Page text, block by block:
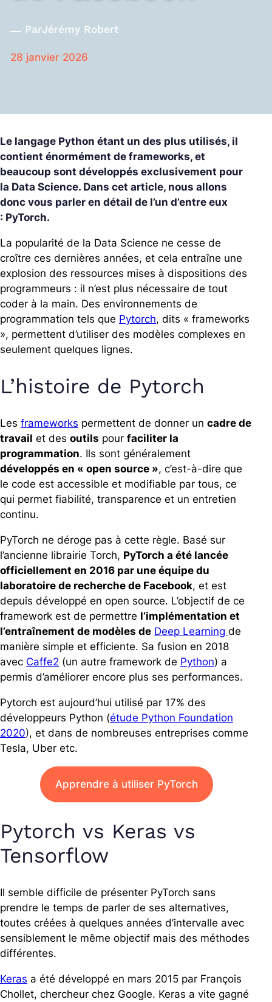
ParJérémy Robert
28 janvier 2026
Le langage Python étant un des plus utilisés, il
contient énormément de frameworks, et
beaucoup sont développés exclusivement pour
la Data Science. Dans cet article, nous allons
donc vous parler en détail de l’un d’entre eux
: PyTorch.
La popularité de la Data Science ne cesse de
croître ces dernières années, et cela entraîne une
explosion des ressources mises à dispositions des
programmeurs : il n’est plus nécessaire de tout
coder à la main. Des environnements de
programmation tels que Pytorch, dits « frameworks
», permettent d’utiliser des modèles complexes en
seulement quelques lignes.
L’histoire de Pytorch
Les frameworks permettent de donner un cadre de
travail et des outils pour faciliter la
programmation. Ils sont généralement
développés en « open source », c’est-à-dire que
le code est accessible et modifiable par tous, ce
qui permet fiabilité, transparence et un entretien
continu.
PyTorch ne déroge pas à cette règle. Basé sur
l’ancienne librairie Torch, PyTorch a été lancée
officiellement en 2016 par une équipe du
laboratoire de recherche de Facebook, et est
depuis développé en open source. L’objectif de ce
framework est de permettre l’implémentation et
l’entraînement de modèles de Deep Learning de
manière simple et efficiente. Sa fusion en 2018
avec Caffe2 (un autre framework de Python) a
permis d’améliorer encore plus ses performances.
Pytorch est aujourd’hui utilisé par 17% des
développeurs Python (étude Python Foundation
2020), et dans de nombreuses entreprises comme
Tesla, Uber etc.
Apprendre à utiliser PyTorch
Pytorch vs Keras vs
Tensorflow
Il semble difficile de présenter PyTorch sans
prendre le temps de parler de ses alternatives,
toutes créées à quelques années d’intervalle avec
sensiblement le même objectif mais des méthodes
différentes.
Keras a été développé en mars 2015 par François
Chollet, chercheur chez Google. Keras a vite gagné